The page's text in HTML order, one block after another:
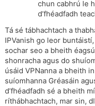
chun cabhrú le
d’fhéadfadh
Tá sé tábhachtach a
IPVanish go leor
sochar seo a bheith
shonracha agus do
úsáid VPNanna a bheith
suíomhanna Gréasáin
d’fhéadfadh sé a bheith
ríthábhachtach, mar sin,